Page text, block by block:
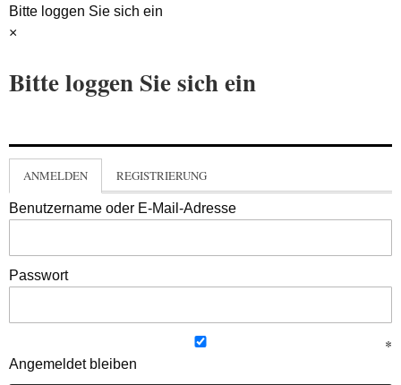
Bitte loggen Sie sich ein
×
Bitte loggen Sie sich ein
ANMELDEN REGISTRIERUNG
Benutzername oder E-Mail-Adresse
Passwort
Angemeldet bleiben